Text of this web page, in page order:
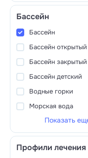
Бассейн
Бассейн
Бассейн открытый
Бассейн закрытый
Бассейн детский
Водные горки
Морская вода
Показать
Профили лечения